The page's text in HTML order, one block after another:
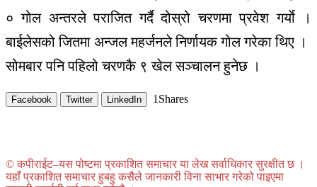
० गोल अन्तरले पराजित गर्दै दोस्रो चरणमा प्रवेश गर्याे ।
बाईलेसको जितमा अन्जल महर्जनले निर्णायक गोल गरेका थिए ।
सोमबार पनि पहिलो चरणकै ९ खेल सञ्चालन हुनेछ ।
Facebook Twitter LinkedIn 1Shares
© कपीराईट–यस पोष्टमा प्रकाशित समाचार या लेख सर्वाधिकार सुरक्षीत छ ।
यहाँ प्रकाशित समाचार हुबहु कसैले जानकारी विना साभार गरेको पाइएमा